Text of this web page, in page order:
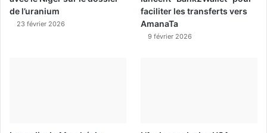
de l’uranium
23 février 2026
faciliter les transferts vers
AmanaTa
9 février 2026